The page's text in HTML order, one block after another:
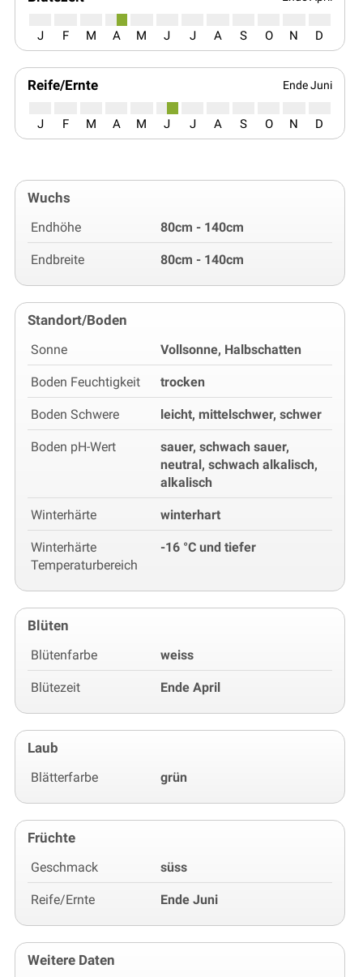
J F M A M J J A S O N D
Reife/Ernte Ende Juni
J F M A M J J A S O N D
Wuchs
Endhöhe 80cm - 140cm
Endbreite 80cm - 140cm
Standort/Boden
Sonne Vollsonne, Halbschatten
Boden Feuchtigkeit trocken
Boden Schwere leicht, mittelschwer, schwer
Boden pH-Wert
sauer, schwach sauer,
neutral, schwach alkalisch,
alkalisch
Winterhärte winterhart
Winterhärte
Temperaturbereich
-16 °C und tiefer
Blüten
Blütenfarbe weiss
Blütezeit Ende April
Laub
Blätterfarbe grün
Früchte
Geschmack süss
Reife/Ernte Ende Juni
Weitere Daten